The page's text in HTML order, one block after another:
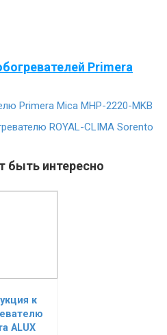
Primera
Primera Mica MHP-2220-MKB
ROYAL-CLIMA Sorento
быть интересно
к
ALUX